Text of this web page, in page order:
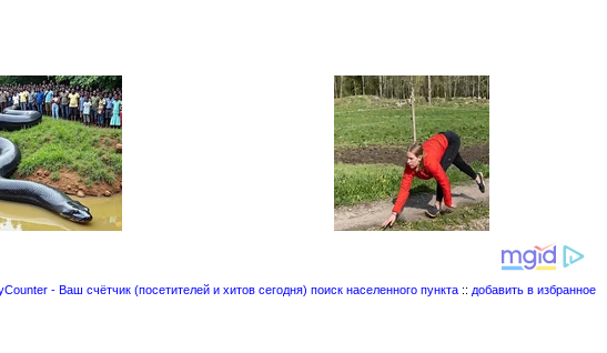
поиск населенного пункта :: добавить в избранное